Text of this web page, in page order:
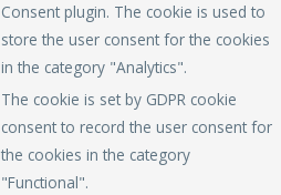
Consent plugin. The cookie is used to
store the user consent for the cookies
in the category "Analytics".
The cookie is set by GDPR cookie
consent to record the user consent for
the cookies in the category
"Functional".